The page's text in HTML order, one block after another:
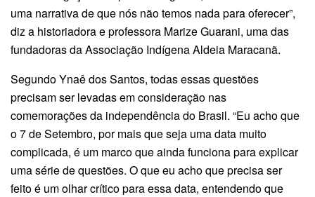
uma narrativa de que nós não temos nada para oferecer”,
diz a historiadora e professora Marize Guarani, uma das
fundadoras da Associação Indígena Aldeia Maracanã.
Segundo Ynaê dos Santos, todas essas questões
precisam ser levadas em consideração nas
comemorações da independência do Brasil. “Eu acho que
o 7 de Setembro, por mais que seja uma data muito
complicada, é um marco que ainda funciona para explicar
uma série de questões. O que eu acho que precisa ser
feito é um olhar crítico para essa data, entendendo que